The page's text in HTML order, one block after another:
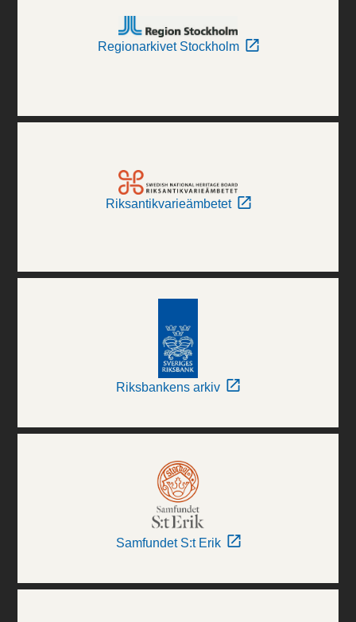
Regionarkivet Stockholm
Riksantikvarieämbetet
Riksbankens arkiv
Samfundet S:t Erik